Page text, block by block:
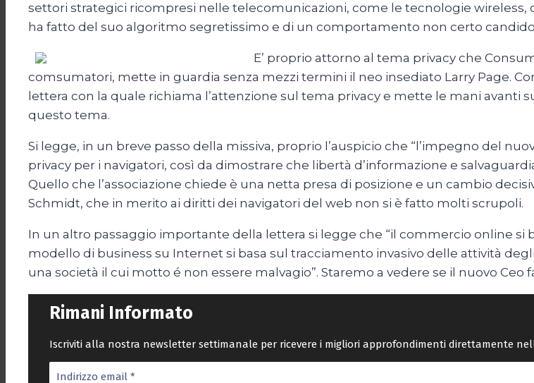
settori strategici ricompresi nelle telecomunicazioni, come le tecnologie wireless,
ha fatto del suo algoritmo segretissimo e di un comportamento non certo
E’ proprio attorno al tema privacy che
comsumatori, mette in guardia senza mezzi termini il neo insediato Larry Page.
lettera con la quale richiama l’attenzione sul tema privacy e mette le mani
questo tema.
Si legge, in un breve passo della missiva, proprio l’auspicio che “l’impegno del
privacy per i navigatori, così da dimostrare che libertà d’informazione e
Quello che l’associazione chiede è una netta presa di posizione e un cambio
Schmidt, che in merito ai diritti dei navigatori del web non si è fatto molti scrupoli.
In un altro passaggio importante della lettera si legge che “il commercio online si
modello di business su Internet si basa sul tracciamento invasivo delle attività
una società il cui motto é non essere malvagio”. Staremo a vedere se il nuovo Ceo
Rimani Informato
Iscriviti alla nostra newsletter settimanale per ricevere i migliori approfondimenti direttamente